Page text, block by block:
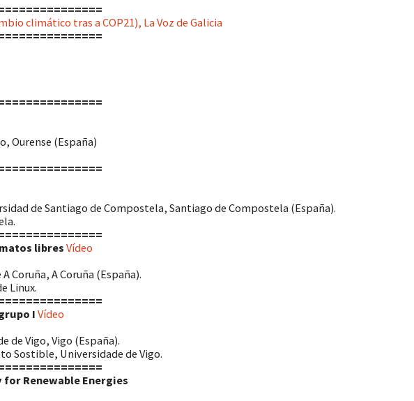
climático tras a COP21), La Voz de Galicia
Ourense (España)
de Santiago de Compostela, Santiago de Compostela (España).
libresVídeo
Coruña, A Coruña (España).
Linux.
IVídeo
de Vigo, Vigo (España).
Sostible, Universidade de Vigo.
Renewable Energies